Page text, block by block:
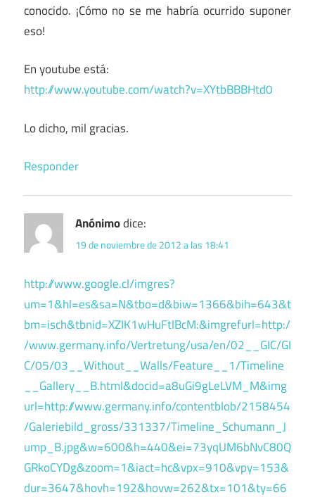
conocido. ¡Cómo no se me habría ocurrido suponer
eso!
En youtube está:
http://www.youtube.com/watch?v=XYtbBBBHtd0
Lo dicho, mil gracias.
Responder
Anónimodice:
19 de noviembre de 2012 a las 18:41
http://www.google.cl/imgres?
um=1&hl=es&sa=N&tbo=d&biw=1366&bih=643&t
bm=isch&tbnid=XZIK1wHuFtlBcM:&imgrefurl=http:/
/www.germany.info/Vertretung/usa/en/02__GIC/GI
C/05/03__Without__Walls/Feature__1/Timeline
__Gallery__B.html&docid=a8uGi9gLeLVM_M&img
url=http://www.germany.info/contentblob/2158454
/Galeriebild_gross/331337/Timeline_Schumann_J
ump_B.jpg&w=600&h=440&ei=73yqUM6bNvC80Q
GRkoCYDg&zoom=1&iact=hc&vpx=910&vpy=153&
dur=3647&hovh=192&hovw=262&tx=101&ty=66